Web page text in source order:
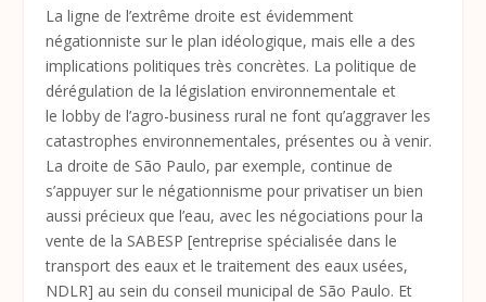
La ligne de l’extrême droite est évidemment
négationniste sur le plan idéologique, mais elle a des
implications politiques très concrètes. La politique de
dérégulation de la législation environnementale et
le lobby de l’agro-business rural ne font qu’aggraver les
catastrophes environnementales, présentes ou à venir.
La droite de São Paulo, par exemple, continue de
s’appuyer sur le négationnisme pour privatiser un bien
aussi précieux que l’eau, avec les négociations pour la
vente de la SABESP [entreprise spécialisée dans le
transport des eaux et le traitement des eaux usées,
NDLR] au sein du conseil municipal de São Paulo. Et